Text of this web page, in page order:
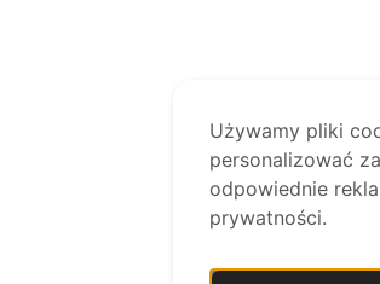
Używamy pliki
personalizować
odpowiednie
prywatności.